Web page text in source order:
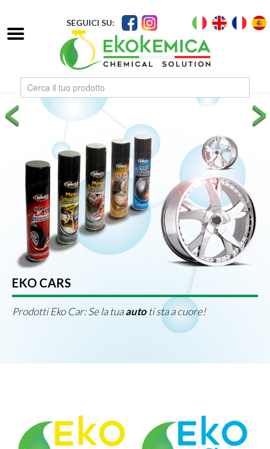
SEGUICI SU:
EKO CARS
Prodotti Eko Car: Se la tuaautoti sta a cuore!